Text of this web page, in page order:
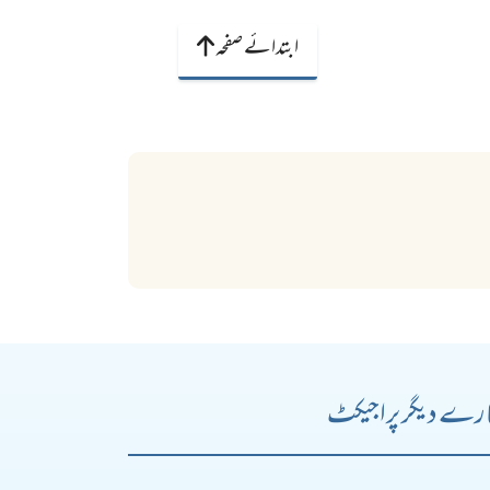
ابتدائے صفحہ
دیگر پراجیکٹ